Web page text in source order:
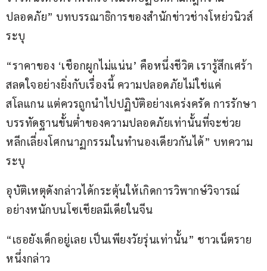
ปลอดภัย” บทบรรณาธิการของสำนักข่าวช่างโหย่วนิวส์
ระบุ
“ราคาของ ‘เชือกผูกไม่แน่น’ คือหนึ่งชีวิต เรารู้สึกเศร้า
สลดใจอย่างยิ่งกับเรื่องนี้ ความปลอดภัยไม่ใช่แค่
สโลแกน แต่ควรถูกนำไปปฏิบัติอย่างเคร่งครัด การรักษา
บรรทัดฐานขั้นต่ำของความปลอดภัยเท่านั้นที่จะช่วย
หลีกเลี่ยงโศกนาฏกรรมในทำนองเดียวกันได้” บทความ
ระบุ
อุบัติเหตุดังกล่าวได้กระตุ้นให้เกิดการวิพากษ์วิจารณ์
อย่างหนักบนโซเชียลมีเดียในจีน
“เธอยังเด็กอยู่เลย เป็นเพียงวัยรุ่นเท่านั้น” ชาวเน็ตราย
หนึ่งกล่าว